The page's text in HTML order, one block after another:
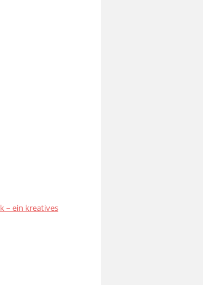
– ein kreatives